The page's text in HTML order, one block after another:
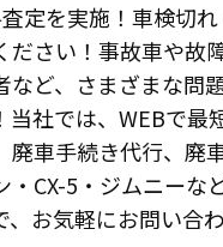
定を実施！車検切
さい！事故車や
ど、さまざまな問
社では、WEBで
車手続き代行、廃
CX-5・ジムニー
お気軽にお問い合